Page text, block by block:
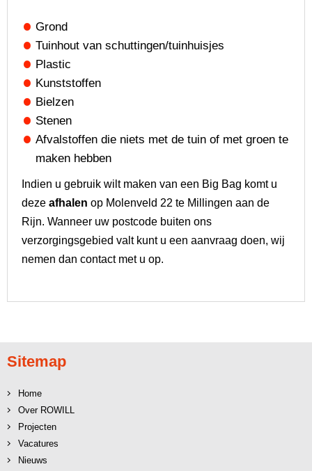
Grond
Tuinhout van schuttingen/tuinhuisjes
Plastic
Kunststoffen
Bielzen
Stenen
Afvalstoffen die niets met de tuin of met groen te
maken hebben
Indien u gebruik wilt maken van een Big Bag komt u
deze afhalen op Molenveld 22 te Millingen aan de
Rijn. Wanneer uw postcode buiten ons
verzorgingsgebied valt kunt u een aanvraag doen, wij
nemen dan contact met u op.
Sitemap
Home
Over ROWILL
Projecten
Vacatures
Nieuws